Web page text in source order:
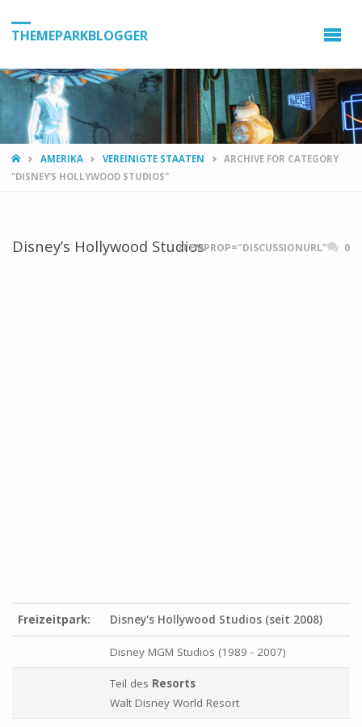
THEMEPARKBLOGGER
HOMEAMERIKA VEREINIGTE STAATEN
ARCHIVE FOR CATEGORY
"DISNEY’S HOLLYWOOD STUDIOS"
Disney’s Hollywood StudiosITEMPROP="DISCUSSIONURL" 0
Freizeitpark: Disney's Hollywood Studios (seit 2008)
Disney MGM Studios (1989 - 2007)
Teil des Resorts
Walt Disney World Resort